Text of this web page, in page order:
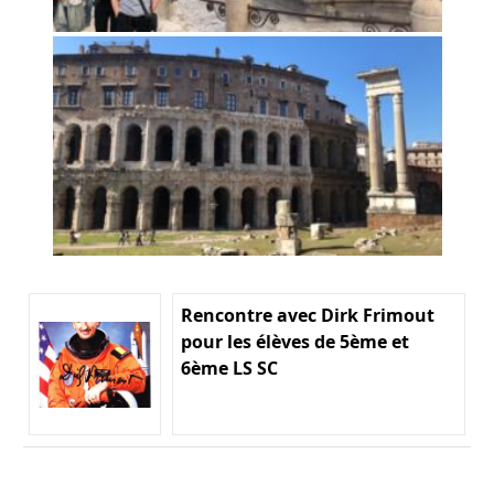
Rencontre avec Dirk Frimout
pour les élèves de 5ème et
6ème LS SC